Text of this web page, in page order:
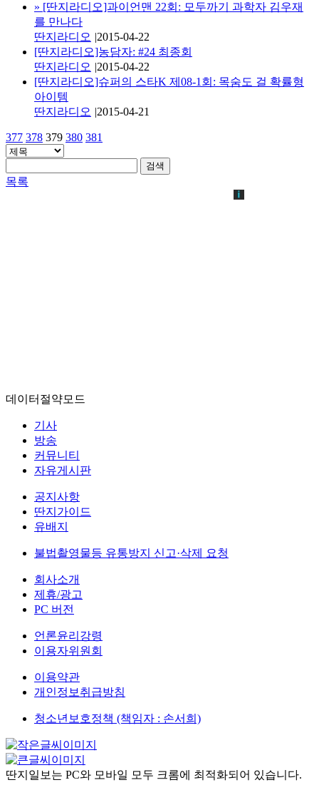
» [딴지라디오]과이언맨 22회: 모두까기 과학자 김우재
를 만나다
딴지라디오 |2015-04-22
[딴지라디오]농담자: #24 최종회
딴지라디오 |2015-04-22
[딴지라디오]슈퍼의 스타K 제08-1회: 목숨도 걸 확률형
아이템
딴지라디오 |2015-04-21
377 378 379 380 381
검색
목록
데이터절약모드
기사
방송
커뮤니티
자유게시판
공지사항
딴지가이드
유배지
불법촬영물등 유통방지 신고·삭제 요청
회사소개
제휴/광고
PC 버전
언론윤리강령
이용자위원회
이용약관
개인정보취급방침
청소년보호정책 (책임자 : 손서희)
딴지일보는 PC와 모바일 모두 크롬에 최적화되어 있습니다.